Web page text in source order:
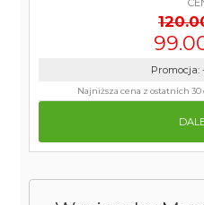
Promocja:
Najniższa cena z ostatnich